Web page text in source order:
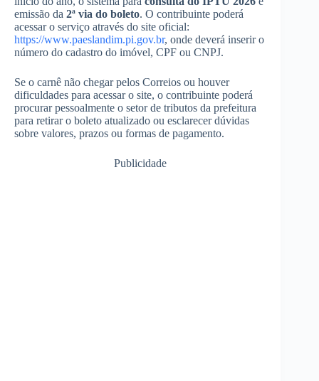
emissão da 2ª via do boleto. O contribuinte poderá
acessar o serviço através do site oficial:
https://www.paeslandim.pi.gov.br, onde deverá inserir o
número do cadastro do imóvel, CPF ou CNPJ.
Se o carnê não chegar pelos Correios ou houver
dificuldades para acessar o site, o contribuinte poderá
procurar pessoalmente o setor de tributos da prefeitura
para retirar o boleto atualizado ou esclarecer dúvidas
sobre valores, prazos ou formas de pagamento.
Publicidade